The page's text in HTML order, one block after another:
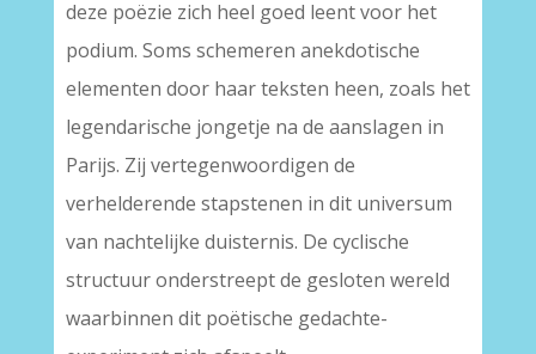
deze poëzie zich heel goed leent voor het
podium. Soms schemeren anekdotische
elementen door haar teksten heen, zoals het
legendarische jongetje na de aanslagen in
Parijs. Zij vertegenwoordigen de
verhelderende stapstenen in dit universum
van nachtelijke duisternis. De cyclische
structuur onderstreept de gesloten wereld
waarbinnen dit poëtische gedachte-